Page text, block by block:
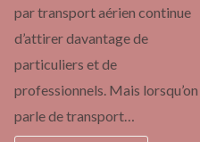
par transport aérien continue
d’attirer davantage de
particuliers et de
professionnels. Mais lorsqu’on
parle de transport…